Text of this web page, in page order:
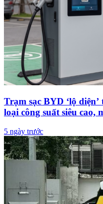
Trạm sạc BYD ‘lộ
loại công suất siêu cao,
5 ngày trước